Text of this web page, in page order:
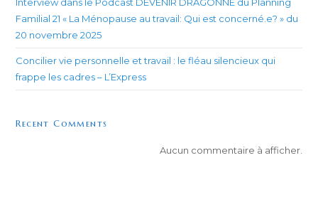
Familial 21 « La Ménopause au travail: Qui est concerné.e? » du
20 novembre 2025
Concilier vie personnelle et travail : le fléau silencieux qui
frappe les cadres – L’Express
Recent Comments
Aucun commentaire à afficher.